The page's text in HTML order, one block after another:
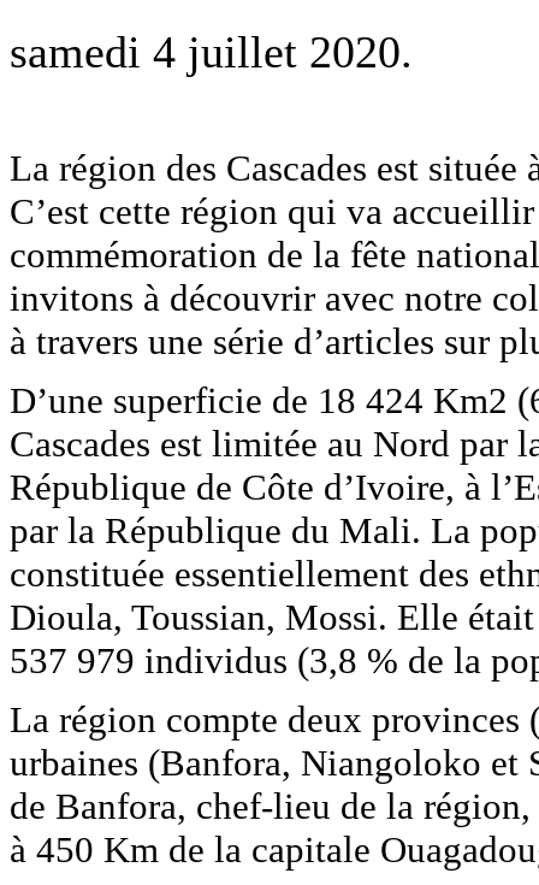
samedi 4 juillet 2020.
La région des Cascades est
C’est cette région qui va
commémoration de la fête
invitons à découvrir avec notre
à travers une série d’articles sur
D’une superficie de 18 424 Km2
Cascades est limitée au Nord par
République de Côte d’Ivoire, à
par la République du Mali. La
constituée essentiellement des
Dioula, Toussian, Mossi. Elle
537 979 individus (3,8 % de la
La région compte deux provinces
urbaines (Banfora, Niangoloko et
de Banfora, chef-lieu de la
à 450 Km de la capitale